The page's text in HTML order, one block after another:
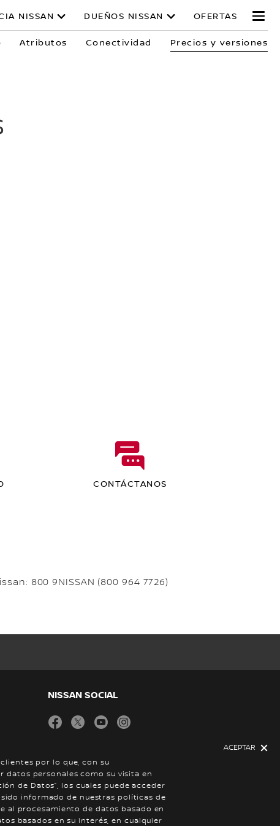
por lo que, con su
datos personales como su visita en
de Datos”, los cuales puede acceder
informado de nuestras políticas de
al procesamiento de datos basado en
basados en su interés, en cualquier
ACEPTAR
NISSAN DUEÑOS NISSAN OFERTAS
Atributos Conectividad Precios y versiones
CONTÁCTANOS
800 9NISSAN (800 964 7726)
NISSAN SOCIAL
facebook
twitteryoutube